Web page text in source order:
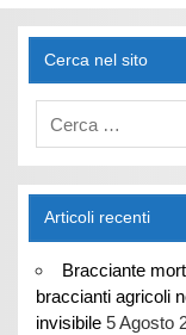
Cerca nel sito
Articoli recenti
Bracciante
braccianti agricoli
invisibile 5 Agosto